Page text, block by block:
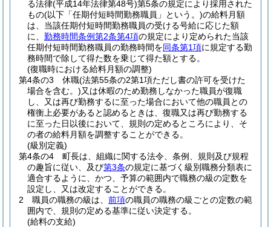
る法律(平成14年法律第48号)第5条の規定により採用された
もの(以下「任期付短時間勤務職員」という。)の給料月額
は、当該任期付短時間勤務職員の受ける号給に応じた額
に、 勤務時間条例第2条第4項の規定により定められた当該
任期付短時間勤務職員の勤務時間を同条第1項に規定する勤
務時間で除して得た数を乗じて得た額とする。
(復職時における給料月額の調整)
第4条の3
休職(法第55条の2第1項ただし書の許可を受けた
場合を含む。)又は休暇のため勤務しなかった職員が復職
し、又は再び勤務するに至った場合において他の職員との
権衡上必要があると認めるときは、復職又は再び勤務する
に至った日以後において、規則の定めるところにより、そ
の者の給料月額を調整することができる。
(級別定義)
第4条の4
町長は、組織に関する法令、条例、規則及び規程
の趣旨に従い、及び第3条の規定に基づく級別職務分類表に
適合するように、かつ、予算の範囲内で職務の級の定数を
設定し、又は改定することができる。
2
職員の職務の級は、 前項の職員の職務の級ごとの定数の範
囲内で、規則の定める基準に従い決定する。
(給料の支給)